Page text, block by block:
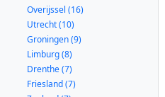
Overijssel (16)
Utrecht (10)
Groningen (9)
Limburg (8)
Drenthe (7)
Friesland (7)